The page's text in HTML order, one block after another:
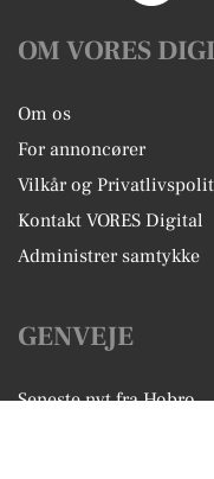
OM VORES
Om os
For annoncører
Vilkår og
Kontakt VORES Digital
Administrer samtykke
GENVEJE
Seneste nyt fra Hobro